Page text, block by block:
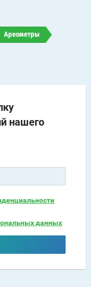
Ареометры
нашего
данных